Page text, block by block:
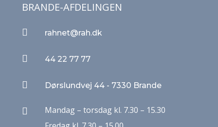
BRANDE-AFDELINGEN
 rahnet@rah.dk
 44 22 77 77
 Dørslundvej 44 - 7330 Brande

Mandag – torsdag kl. 7.30 – 15.30